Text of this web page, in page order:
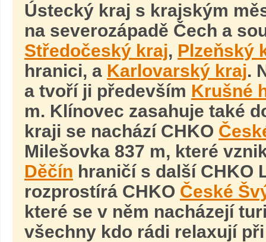
Ústecký kraj s krajským
na severozápadě Čech a
Středočeský kraj, Plzeňský
hranici, a Karlovarský kraj.
a tvoří ji především Krušné
m. Klínovec zasahuje také
kraji se nachází CHKO
Milešovka 837 m, které
Děčín hraničí s další CHKO
rozprostírá CHKO České
které se v něm nacházejí
všechny kdo rádi relaxují